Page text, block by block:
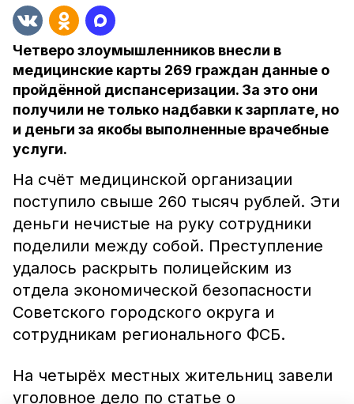
Четверо злоумышленников внесли в
медицинские карты 269 граждан данные о
пройдённой диспансеризации. За это они
получили не только надбавки к зарплате, но
и деньги за якобы выполненные врачебные
услуги.
На счёт медицинской организации
поступило свыше 260 тысяч рублей. Эти
деньги нечистые на руку сотрудники
поделили между собой. Преступление
удалось раскрыть полицейским из
отдела экономической безопасности
Советского городского округа и
сотрудникам регионального ФСБ.
На четырёх местных жительниц завели
уголовное дело по статье о